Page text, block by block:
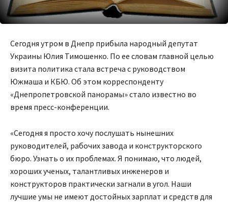
Сегодня утром в Днепр прибыла народный депутат
Украины Юлия Тимошенко. По ее словам главной целью
визита политика стала встреча с руководством
Южмаша и КБЮ. Об этом корреспонденту
«Днепропетровской панорамы» стало известно во
время пресс-конференции.
«Сегодня я просто хочу послушать нынешних
руководителей, рабочих завода и конструкторского
бюро. Узнать о их проблемах. Я понимаю, что людей,
хороших ученых, талантливых инженеров и
конструкторов практически загнали в угол. Наши
лучшие умы не имеют достойных зарплат и средств для